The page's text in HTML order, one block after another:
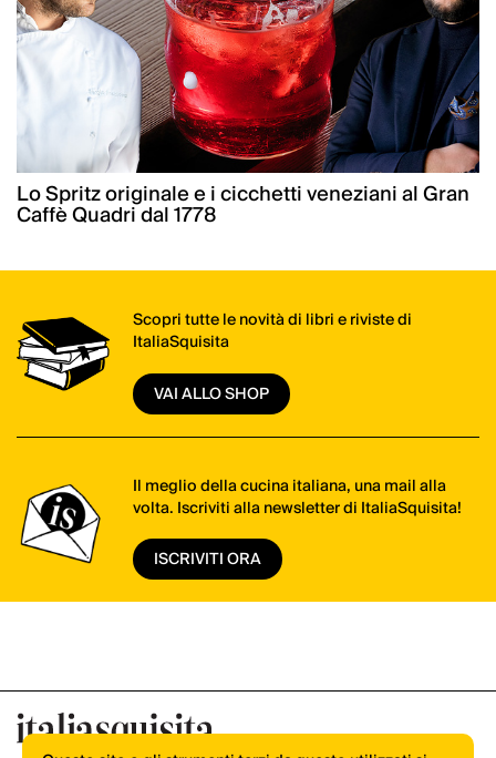
Lo Spritz originale e i cicchetti veneziani al Gran
Caffè Quadri dal 1778
Scopri tutte le novità di libri e riviste di
ItaliaSquisita
VAI ALLO SHOP
Il meglio della cucina italiana, una mail alla
volta. Iscriviti alla newsletter di ItaliaSquisita!
ISCRIVITI ORA